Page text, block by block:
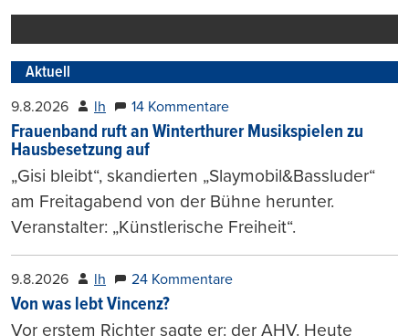
Aktuell
9.8.2026 lh 14 Kommentare
Frauenband ruft an Winterthurer Musikspielen zu
Hausbesetzung auf
„Gisi bleibt“, skandierten „Slaymobil&Bassluder“
am Freitagabend von der Bühne herunter.
Veranstalter: „Künstlerische Freiheit“.
9.8.2026 lh 24 Kommentare
Von was lebt Vincenz?
Vor erstem Richter sagte er: der AHV. Heute